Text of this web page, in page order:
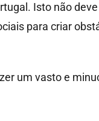
Isto não
para criar
um vasto e